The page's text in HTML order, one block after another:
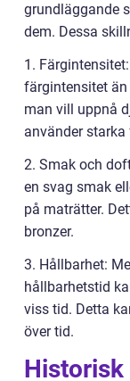
grundläggande
dem. Dessa
1.
färgintensitet
man vill uppnå
använder
2. Smak och
en svag smak
på maträtter.
bronzer.
3. Hållbarhet:
hållbarhetstid
viss tid. Detta
över tid.
Historisk